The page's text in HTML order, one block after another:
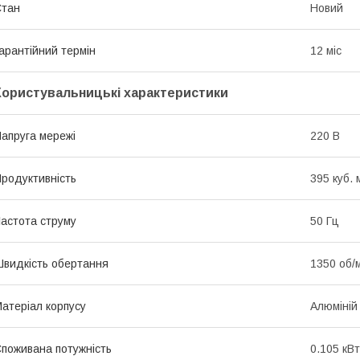
Новий
термін 12 міс
характеристики
мережі 220 В
395 куб.
струму 50 Гц
обертання 1350 об/
корпусу Алюміній
потужність 0.105 кВт